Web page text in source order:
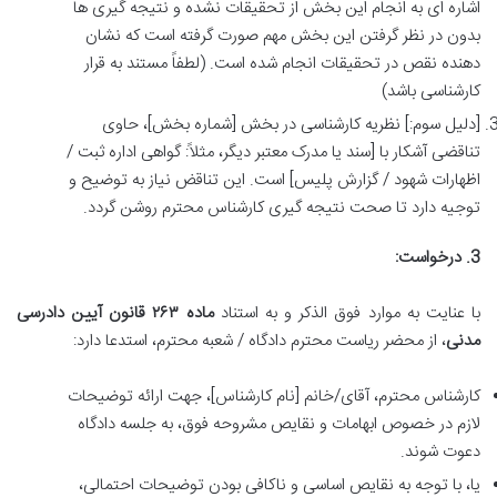
اشاره ای به انجام این بخش از تحقیقات نشده و نتیجه گیری ها
بدون در نظر گرفتن این بخش مهم صورت گرفته است که نشان
دهنده نقص در تحقیقات انجام شده است. (لطفاً مستند به قرار
کارشناسی باشد)
[دلیل سوم:] نظریه کارشناسی در بخش [شماره بخش]، حاوی
تناقضی آشکار با [سند یا مدرک معتبر دیگر، مثلاً: گواهی اداره ثبت /
اظهارات شهود / گزارش پلیس] است. این تناقض نیاز به توضیح و
توجیه دارد تا صحت نتیجه گیری کارشناس محترم روشن گردد.
3. درخواست:
با عنایت به موارد فوق الذکر و به استناد
ماده ۲۶۳ قانون آیین دادرسی
مدنی، از محضر ریاست محترم دادگاه / شعبه محترم، استدعا دارد:
کارشناس محترم، آقای/خانم [نام کارشناس]، جهت ارائه توضیحات
لازم در خصوص ابهامات و نقایص مشروحه فوق، به جلسه دادگاه
دعوت شوند.
یا، با توجه به نقایص اساسی و ناکافی بودن توضیحات احتمالی،